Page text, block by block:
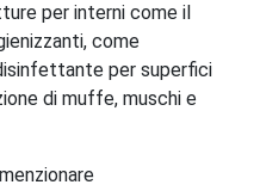
per interni come il
come
per superfici
di muffe, muschi e